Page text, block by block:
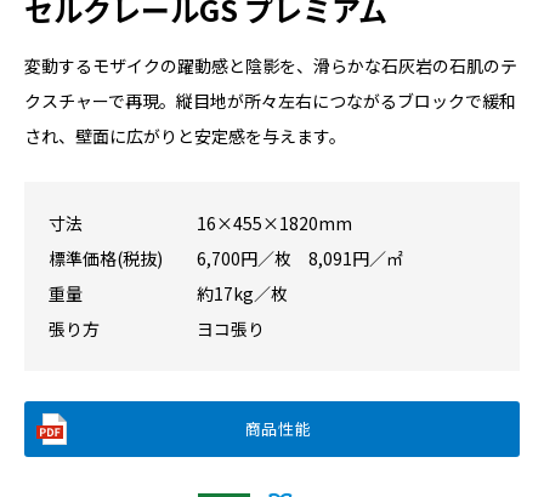
セルクレールGS プレミアム
変動するモザイクの躍動感と陰影を、滑らかな石灰岩の石肌のテ
クスチャーで再現。縦目地が所々左右につながるブロックで緩和
され、壁面に広がりと安定感を与えます。
寸法
16×455×1820mm
標準価格(税抜)
6,700円／枚 8,091円／㎡
重量
約17kg／枚
張り方
ヨコ張り
商品性能